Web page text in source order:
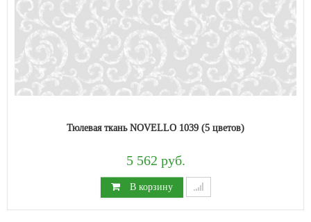
Тюлевая ткань NOVELLO 1039 (5 цветов)
5 562 руб.
В корзину